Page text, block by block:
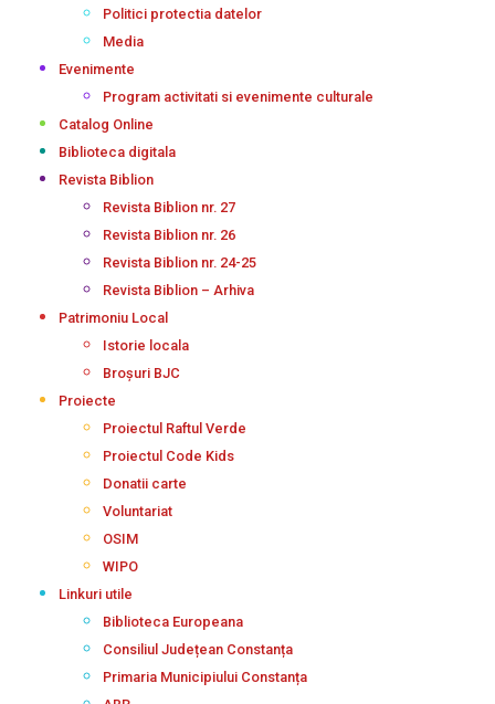
Politici protectia datelor
Media
Evenimente
Program activitati si evenimente culturale
Catalog Online
Biblioteca digitala
Revista Biblion
Revista Biblion nr. 27
Revista Biblion nr. 26
Revista Biblion nr. 24-25
Revista Biblion – Arhiva
Patrimoniu Local
Istorie locala
Broșuri BJC
Proiecte
Proiectul Raftul Verde
Proiectul Code Kids
Donatii carte
Voluntariat
OSIM
WIPO
Linkuri utile
Biblioteca Europeana
Consiliul Județean Constanța
Primaria Municipiului Constanța